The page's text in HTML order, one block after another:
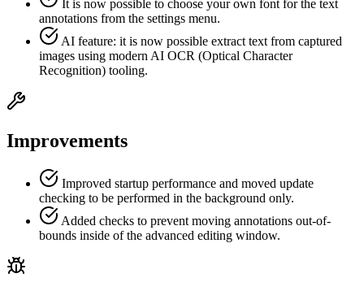
It is now possible to choose your own font for the text
annotations from the settings menu.
AI feature: it is now possible extract text from captured
images using modern AI OCR (Optical Character
Recognition) tooling.
Improvements
Improved startup performance and moved update
checking to be performed in the background only.
Added checks to prevent moving annotations out-of-
bounds inside of the advanced editing window.